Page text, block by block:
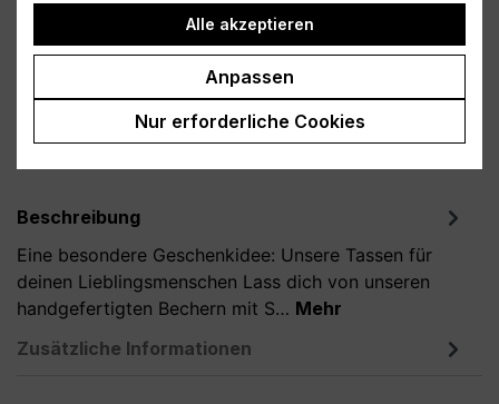
Produkt Anzahl: Gib den gewünschten
In den Warenkorb
Produktnummer: T800151-04
Beschreibung
Eine besondere Geschenkidee: Unsere Tassen für
deinen Lieblingsmenschen Lass dich von unseren
handgefertigten Bechern mit S… Mehr
Zusätzliche Informationen
Alle akzeptieren
Anpassen
Nur erforderliche Cookies